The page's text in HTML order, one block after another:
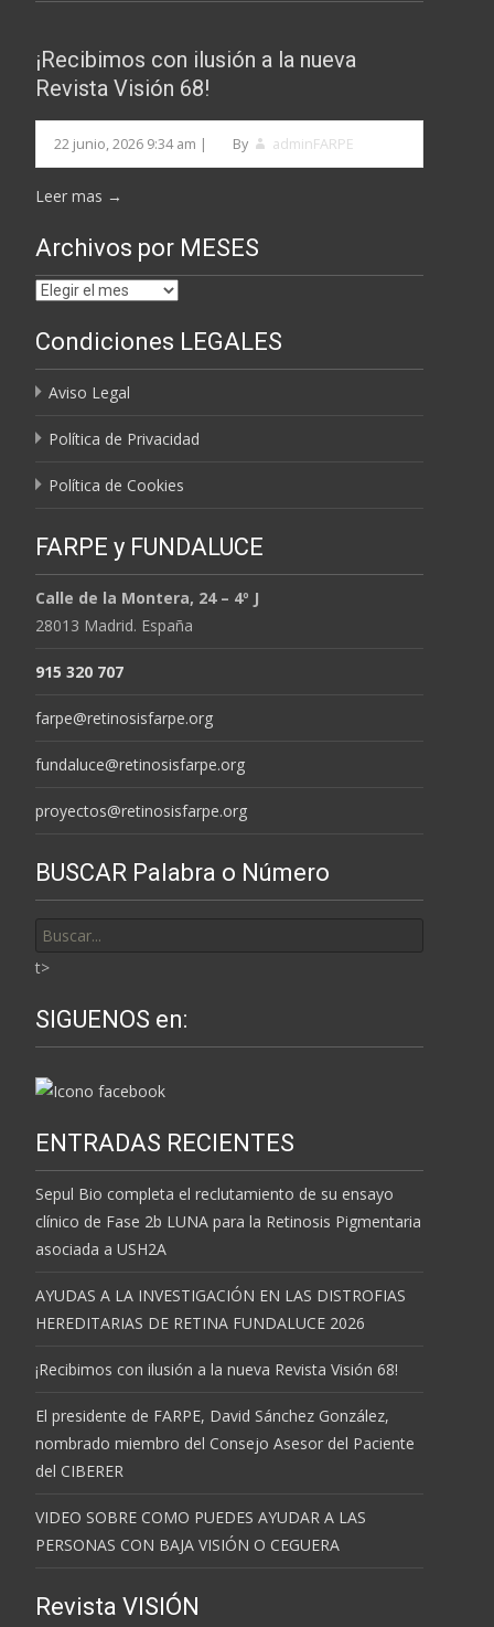
¡Recibimos con ilusión a la nueva
Revista Visión 68!
22 junio, 2026 9:34 am | By adminFARPE
Leer mas →
Archivos por MESES
Archivos
MESES
Condiciones LEGALES
Aviso Legal
Política de Privacidad
Política de Cookies
FARPE y FUNDALUCE
Calle de la Montera, 24 – 4º J
28013 Madrid. España
915 320 707
farpe@retinosisfarpe.org
fundaluce@retinosisfarpe.org
proyectos@retinosisfarpe.org
BUSCAR Palabra o Número
por:
t>
SIGUENOS en:
ENTRADAS RECIENTES
Sepul Bio completa el reclutamiento de su ensayo
clínico de Fase 2b LUNA para la Retinosis Pigmentaria
asociada a USH2A
AYUDAS A LA INVESTIGACIÓN EN LAS DISTROFIAS
HEREDITARIAS DE RETINA FUNDALUCE 2026
¡Recibimos con ilusión a la nueva Revista Visión 68!
El presidente de FARPE, David Sánchez González,
nombrado miembro del Consejo Asesor del Paciente
del CIBERER
VIDEO SOBRE COMO PUEDES AYUDAR A LAS
PERSONAS CON BAJA VISIÓN O CEGUERA
Revista VISIÓN